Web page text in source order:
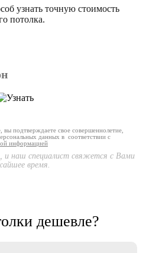
узнать точную стоимость
потолка.
вы подтверждаете свое совершеннолетие,
данных в соответствии с
информацией
наш специалист свяжется с Вами
время.
дешевле?